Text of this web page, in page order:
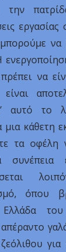
την
να
να
αυτό το
μια κάθετη
τα οφέλη
όπου
του
για